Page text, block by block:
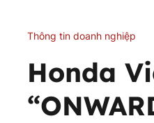
Thông tin doanh nghiệp
Honda